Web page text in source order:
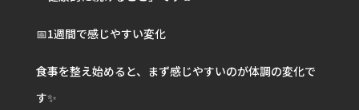
📅1週間で感じやすい変化
食事を整え始めると、まず感じやすいのが体調の変化で
す✨